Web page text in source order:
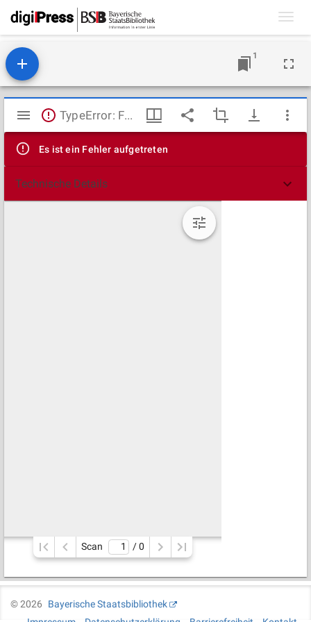
1
Mirador
Viewer
TypeError: Failed to fetch
Es ist ein Fehler aufgetreten
Technische Details
Scan / 0
©2026
Bayerische Staatsbibliothek